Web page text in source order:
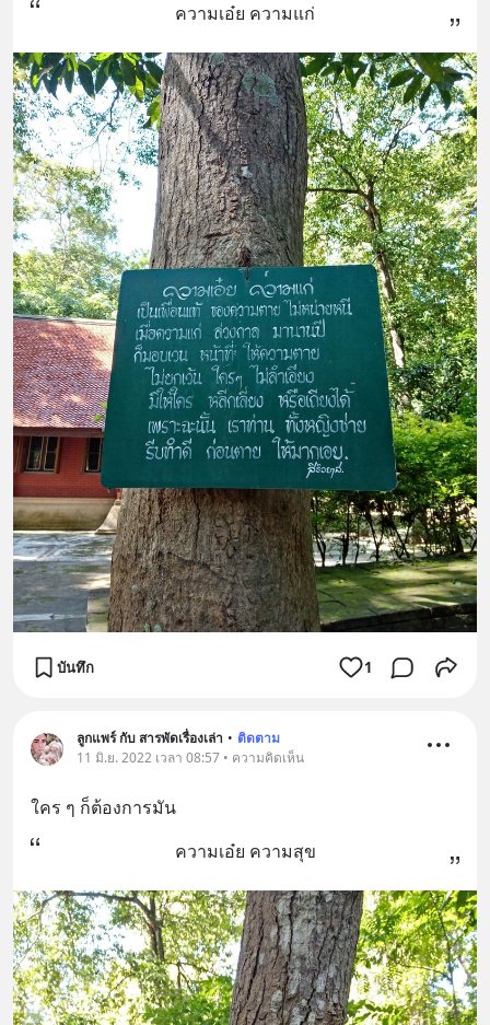
ความเอ๋ย ความแก่
บันทึก 1
ลูกแพร์ กับ สารพัดเรื่องเล่า • ติดตาม
11 มิ.ย. 2022 เวลา 08:57 • ความคิดเห็น
ใคร ๆ ก็ต้องการมัน
ความเอ๋ย ความสุข